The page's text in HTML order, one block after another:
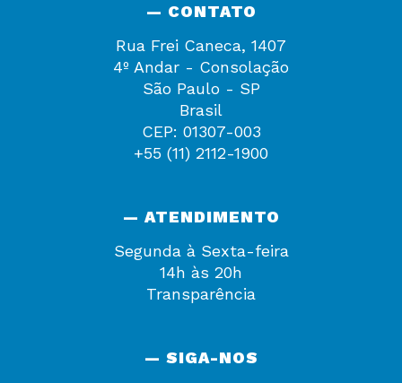
— CONTATO
Rua Frei Caneca, 1407
4º Andar - Consolação
São Paulo - SP
Brasil
CEP: 01307-003
+55 (11) 2112-1900
— ATENDIMENTO
Segunda à Sexta-feira
14h às 20h
Transparência
— SIGA-NOS